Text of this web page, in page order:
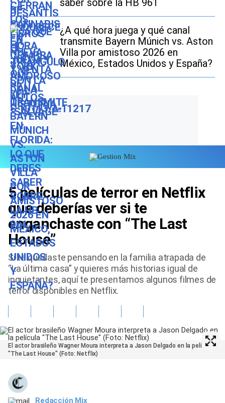
¿A qué hora juega y qué canal
transmite Bayern Múnich vs. Aston
Villa por amistoso 2026 en
México, Estados Unidos y España?